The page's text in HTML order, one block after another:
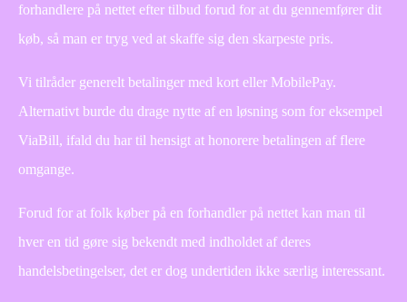
forhandlere på nettet efter tilbud forud for at du gennemfører dit
køb, så man er tryg ved at skaffe sig den skarpeste pris.
Vi tilråder generelt betalinger med kort eller MobilePay.
Alternativt burde du drage nytte af en løsning som for eksempel
ViaBill, ifald du har til hensigt at honorere betalingen af flere
omgange.
Forud for at folk køber på en forhandler på nettet kan man til
hver en tid gøre sig bekendt med indholdet af deres
handelsbetingelser, det er dog undertiden ikke særlig interessant.